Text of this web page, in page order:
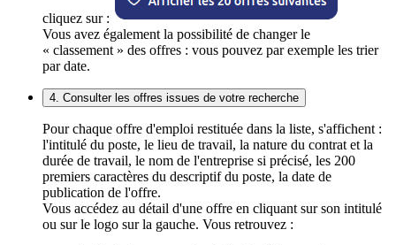
cliquez sur :
Vous avez également la possibilité de changer le
« classement » des offres : vous pouvez par exemple les trier
par date.
4. Consulter les offres issues de votre recherche
Pour chaque offre d'emploi restituée dans la liste, s'affichent :
l'intitulé du poste, le lieu de travail, la nature du contrat et la
durée de travail, le nom de l'entreprise si précisé, les 200
premiers caractères du descriptif du poste, la date de
publication de l'offre.
Vous accédez au détail d'une offre en cliquant sur son intitulé
ou sur le logo sur la gauche. Vous retrouvez :